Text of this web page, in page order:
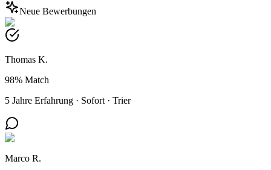
Neue Bewerbungen
Thomas K.
98% Match
5 Jahre Erfahrung · Sofort · Trier
Marco R.